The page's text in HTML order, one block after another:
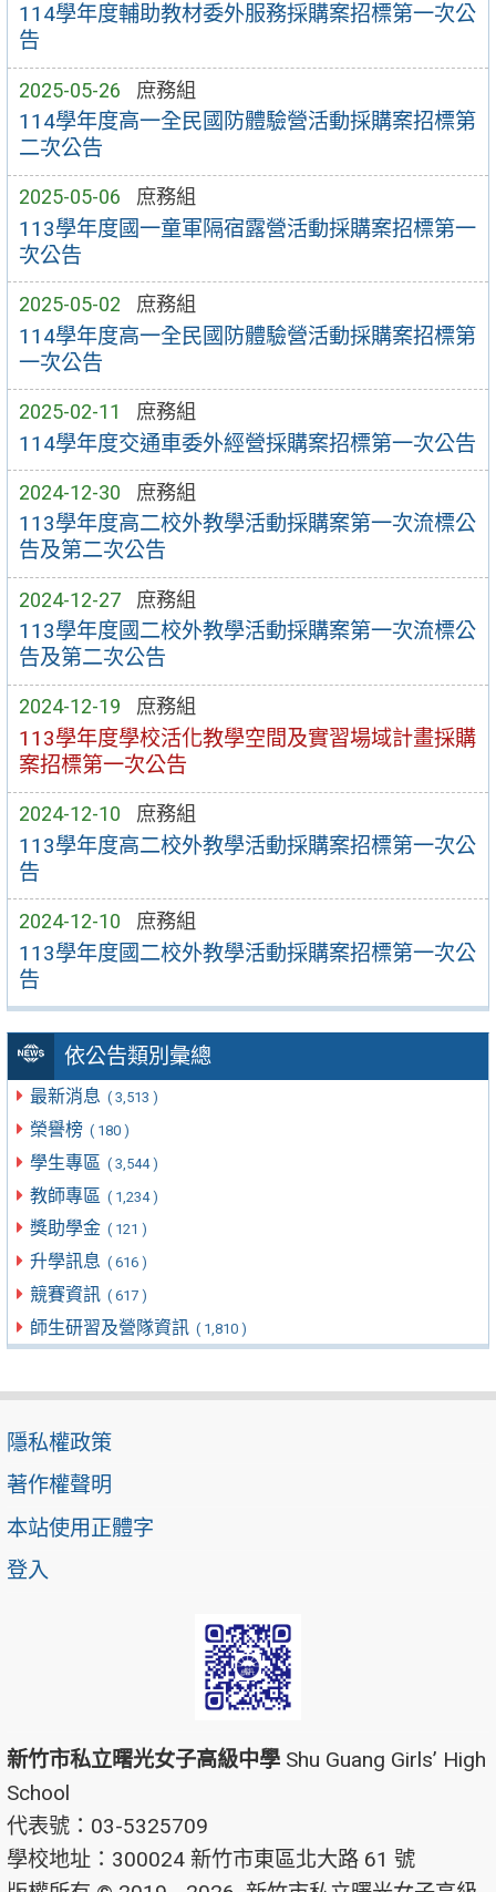
114學年度輔助教材委外服務採購案招標第一次公
告
2025-05-26 庶務組
114學年度高一全民國防體驗營活動採購案招標第
二次公告
2025-05-06 庶務組
113學年度國一童軍隔宿露營活動採購案招標第一
次公告
2025-05-02 庶務組
114學年度高一全民國防體驗營活動採購案招標第
一次公告
2025-02-11 庶務組
114學年度交通車委外經營採購案招標第一次公告
2024-12-30 庶務組
113學年度高二校外教學活動採購案第一次流標公
告及第二次公告
2024-12-27 庶務組
113學年度國二校外教學活動採購案第一次流標公
告及第二次公告
2024-12-19 庶務組
113學年度學校活化教學空間及實習場域計畫採購
案招標第一次公告
2024-12-10 庶務組
113學年度高二校外教學活動採購案招標第一次公
告
2024-12-10 庶務組
113學年度國二校外教學活動採購案招標第一次公
告
依公告類別彙總
最新消息 ( 3,513 )
榮譽榜 ( 180 )
學生專區 ( 3,544 )
教師專區 ( 1,234 )
獎助學金 ( 121 )
升學訊息 ( 616 )
競賽資訊 ( 617 )
師生研習及營隊資訊 ( 1,810 )
隱私權政策
著作權聲明
本站使用正體字
登入
新竹市私立曙光女子高級中學 Shu Guang Girls’ High
School
代表號：03-5325709
學校地址：300024 新竹市東區北大路 61 號